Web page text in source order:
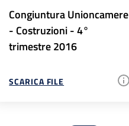
Congiuntura Unioncamere
- Costruzioni - 4°
trimestre 2016
SCARICA FILE